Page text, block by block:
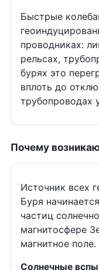
Быстрые
проводниках:
рельсах,
бурях это
вплоть до
трубопроводах
Почему
Источник всех
Буря
частиц
магнитосфере
магнитное поле.
Солнечные